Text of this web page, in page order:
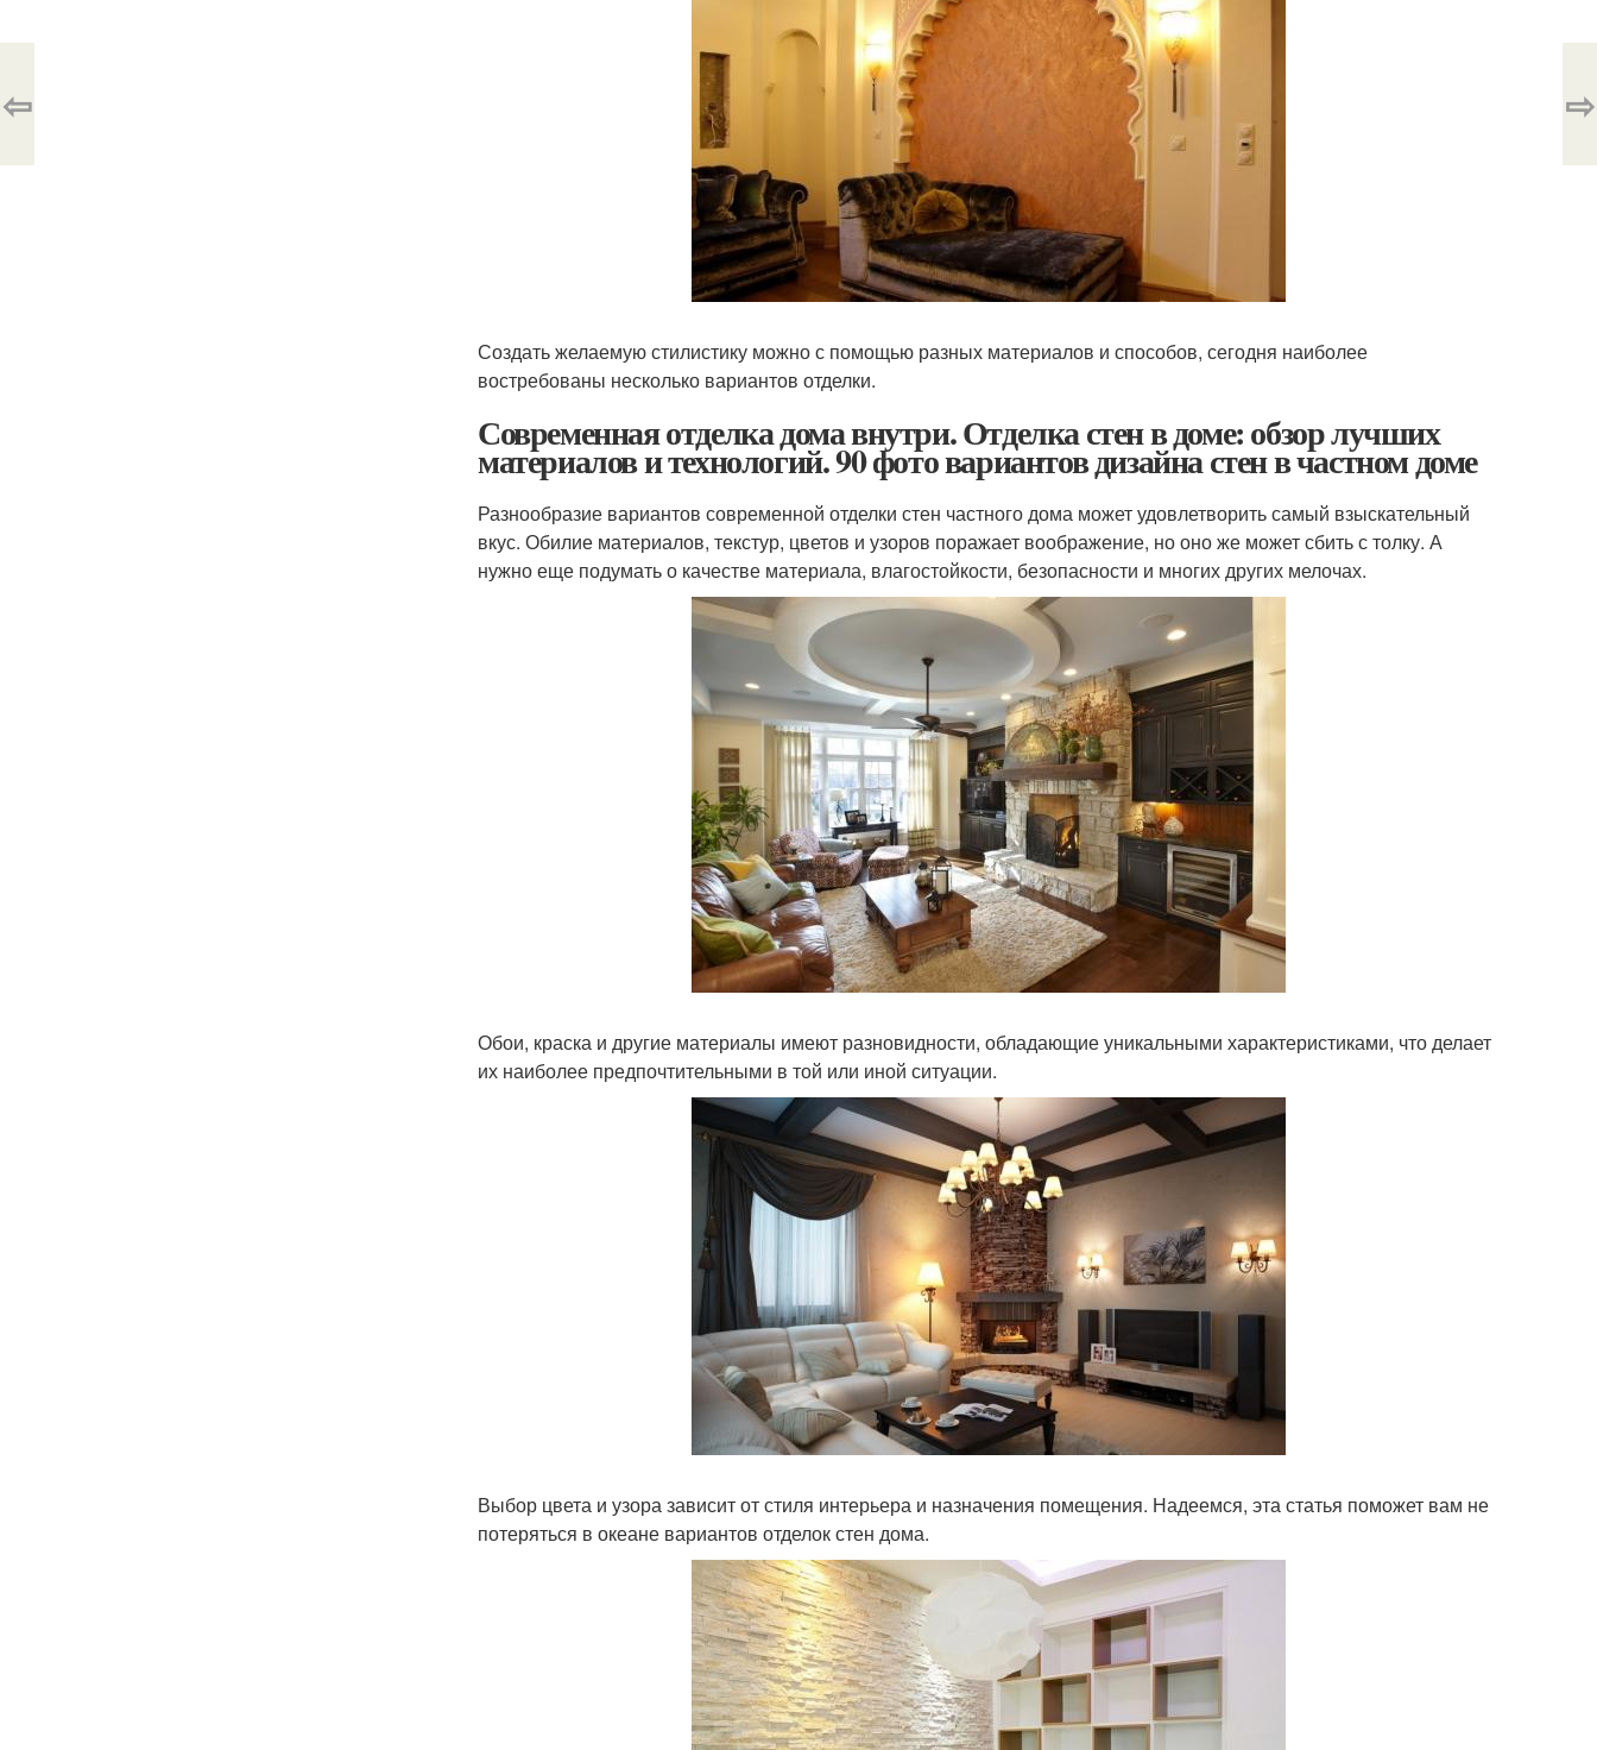
Создать желаемую стилистику можно с помощью разных материалов и способов, сегодня наиболее
востребованы несколько вариантов отделки.
Современная отделка дома внутри. Отделка стен в доме: обзор лучших
материалов и технологий. 90 фото вариантов дизайна стен в частном доме
Разнообразие вариантов современной отделки стен частного дома может удовлетворить самый взыскательный
вкус. Обилие материалов, текстур, цветов и узоров поражает воображение, но оно же может сбить с толку. А
нужно еще подумать о качестве материала, влагостойкости, безопасности и многих других мелочах.
Обои, краска и другие материалы имеют разновидности, обладающие уникальными характеристиками, что делает
их наиболее предпочтительными в той или иной ситуации.
Выбор цвета и узора зависит от стиля интерьера и назначения помещения. Надеемся, эта статья поможет вам не
потеряться в океане вариантов отделок стен дома.
⇦ ⇨